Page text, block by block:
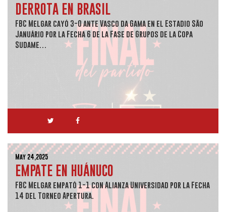
DERROTA EN BRASIL
FBC Melgar cayó 3-0 ante Vasco da Gama en el Estadio São
Januário por la Fecha 6 de la Fase de Grupos de la Copa
Sudame…
May 24,2025
EMPATE EN HUÁNUCO
FBC Melgar empató 1-1 con Alianza Universidad por la Fecha
14 del Torneo Apertura.